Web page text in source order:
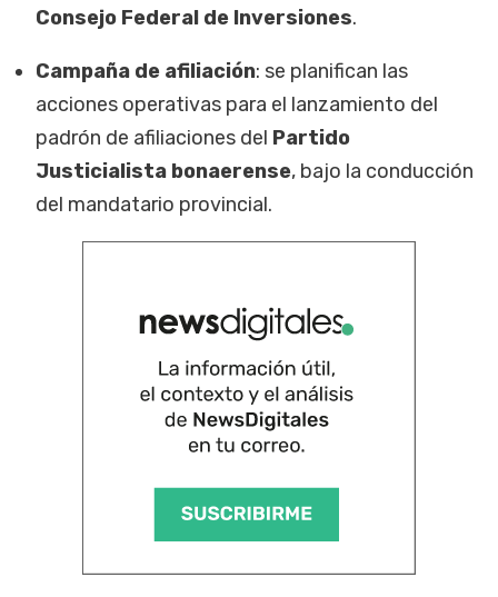
Consejo Federal de Inversiones.
Campaña de afiliación: se planifican las
acciones operativas para el lanzamiento del
padrón de afiliaciones del Partido
Justicialista bonaerense, bajo la conducción
del mandatario provincial.